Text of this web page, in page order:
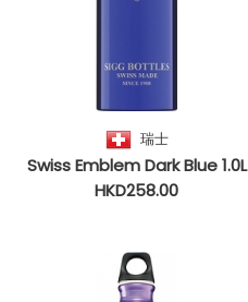
瑞士
Swiss Emblem Dark Blue 1.0L
HKD258.00